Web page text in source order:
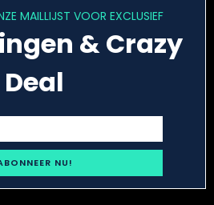
MAILLIJST VOOR EXCLUSIEF
& Crazy
Deal